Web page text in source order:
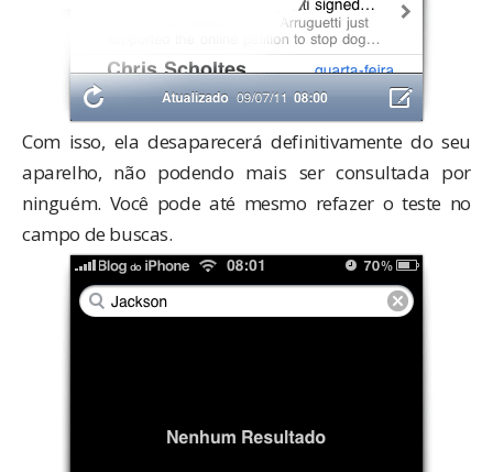
Com isso, ela desaparecerá definitivamente do seu
aparelho, não podendo mais ser consultada por
ninguém. Você pode até mesmo refazer o teste no
campo de buscas.